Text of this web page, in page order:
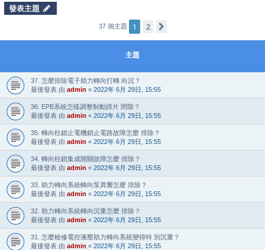
發表主題
37 個主題 1 2
主題
37. 怎麼排除電子助力轉向打轉 向沉？
最後發表 由 admin « 2022年 6月 29日, 15:55
36. EPB系統怎樣調整制動蹄片 間隙？
最後發表 由 admin « 2022年 6月 29日, 15:55
35. 轉向柱鎖止電機鎖止電路故障怎麼 排除？
最後發表 由 admin « 2022年 6月 29日, 15:55
34. 轉向柱鎖集成開關故障怎麼 排除？
最後發表 由 admin « 2022年 6月 29日, 15:55
33. 助力轉向系統轉向泵異響怎麼 排除？
最後發表 由 admin « 2022年 6月 29日, 15:55
32. 助力轉向系統轉向沉重怎麼 排除？
最後發表 由 admin « 2022年 6月 29日, 15:55
31. 怎麼檢修電控液壓助力轉向系統變得特 別沉重？
最後發表 由 admin « 2022年 6月 29日, 15:55